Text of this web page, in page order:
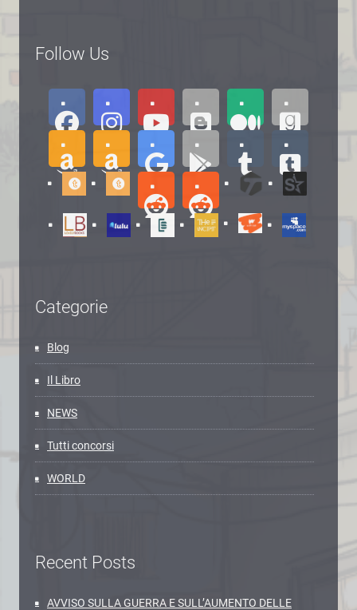
Follow Us
Categorie
Blog
Il Libro
NEWS
Tutti concorsi
WORLD
Recent Posts
AVVISO SULLA GUERRA E SULL’AUMENTO DELLE